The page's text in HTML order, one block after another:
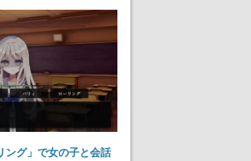
ング」で女の子と会話